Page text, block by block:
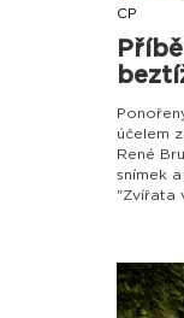
CP
účelem
René
snímek
"Zvířata